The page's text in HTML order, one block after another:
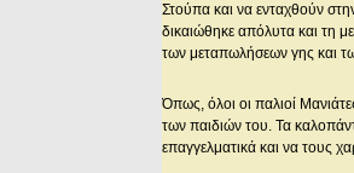
Στούπα και να ενταχθούν
δικαιώθηκε απόλυτα και τη
των μεταπωλήσεων γης και
Όπως, όλοι οι παλιοί
των παιδιών του. Τα
επαγγελματικά και να τους